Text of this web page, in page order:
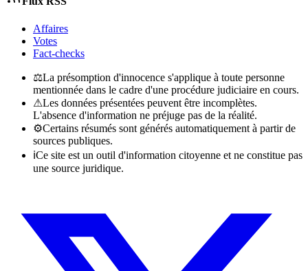
Affaires
Votes
Fact-checks
⚖La présomption d'innocence s'applique à toute personne
mentionnée dans le cadre d'une procédure judiciaire en cours.
⚠Les données présentées peuvent être incomplètes.
L'absence d'information ne préjuge pas de la réalité.
⚙Certains résumés sont générés automatiquement à partir de
sources publiques.
ℹCe site est un outil d'information citoyenne et ne constitue pas
une source juridique.